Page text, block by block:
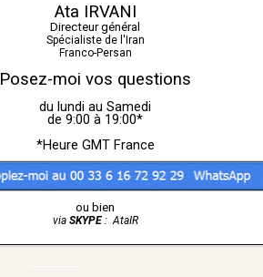
Ata IRVANI
Directeur général
Spécialiste de l'Iran
Franco-Persan
Posez-moi vos questions
du lundi au Samedi
de 9:00 à 19:00*
*Heure GMT France
ou bien
via SKYPE : AtaIR